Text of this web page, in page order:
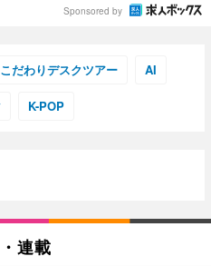
Sponsored by
こだわりデスクツアー AI
K-POP
連載